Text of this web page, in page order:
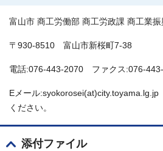
富山市 商工労働部 商工労政課 商工業振
〒930-8510 富山市新桜町7-38
電話:076-443-2070 ファクス:076-
Eメール
ください。
添付ファイル